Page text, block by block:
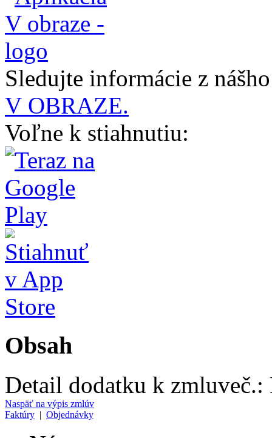
Sledujte informácie z
V OBRAZE.
Voľne k stiahnutiu:
Obsah
Detail dodatku k zmluveč.:
Naspäť na výpis zmlúv
Faktúry | Objednávky